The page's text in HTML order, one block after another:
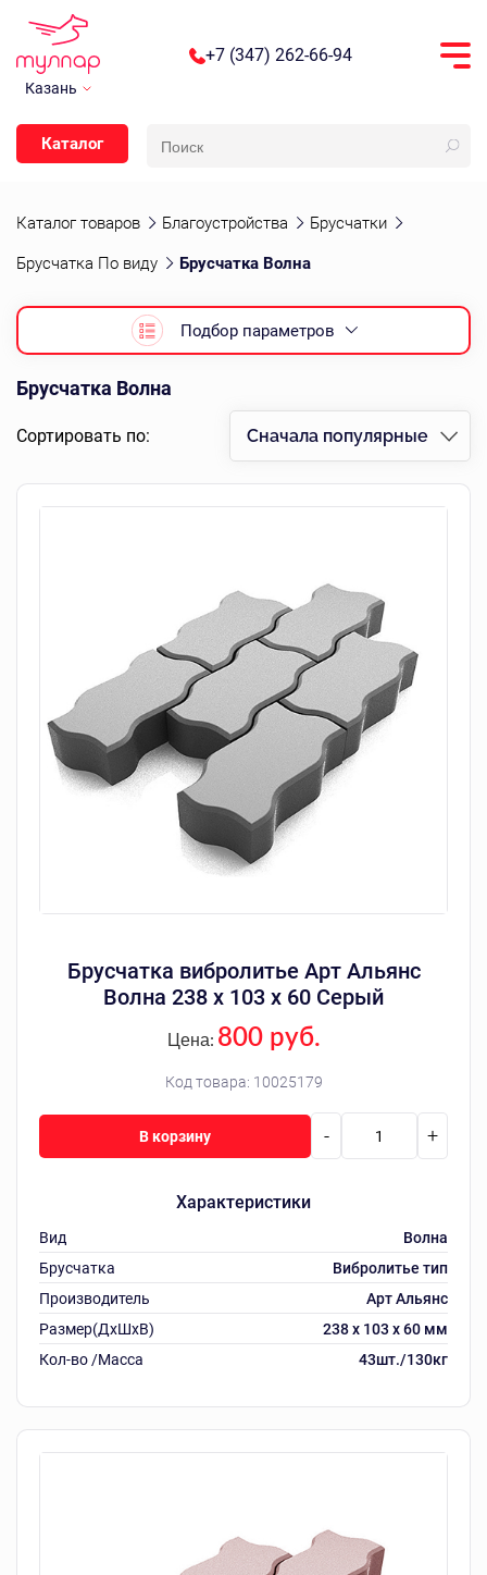
Казань
+7 (347) 262-66-94
Каталог
Каталог товаров Благоустройства Брусчатки
Брусчатка По виду Брусчатка Волна
Подбор параметров
Брусчатка Волна
Сортировать по: Сначала популярные
Брусчатка вибролитье Арт Альянс
Волна 238 х 103 х 60 Серый
Код товара: 10025179
Цена: 800 руб.
Характеристики
Вид
Волна
Брусчатка
Вибролитье тип
Производитель
Арт Альянс
Размер(ДхШхВ)
238 х 103 х 60 мм
Кол-во /Масса
43шт./130кг
- +
В корзину